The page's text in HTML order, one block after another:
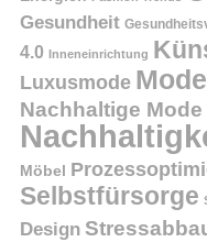
Gesundheit
4.0 Inneneinrichtung
Luxusmode
Nachhaltige Mode
Möbel
Selbstfürsorge
Design